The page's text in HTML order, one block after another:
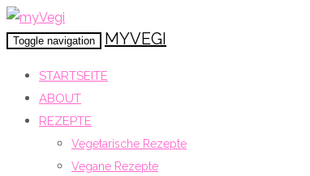
Toggle navigation MYVEGI
STARTSEITE
ABOUT
REZEPTE
Vegetarische Rezepte
Vegane Rezepte